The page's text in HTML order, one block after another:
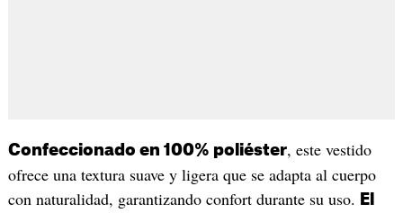
Confeccionado en 100% poliéster, este vestido
ofrece una textura suave y ligera que se adapta al cuerpo
con naturalidad, garantizando confort durante su uso.
El